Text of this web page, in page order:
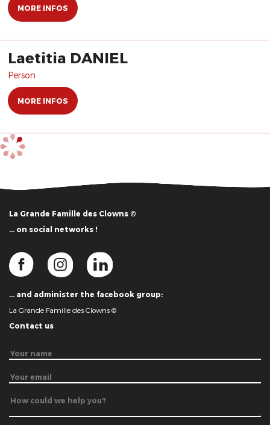
MORE INFOS
Laetitia DANIEL
Person
MORE INFOS
La Grande Famille des Clowns ©
… on social networks !
… and administer the facebook group:
La Grande Famille des Clowns ©
Contact us